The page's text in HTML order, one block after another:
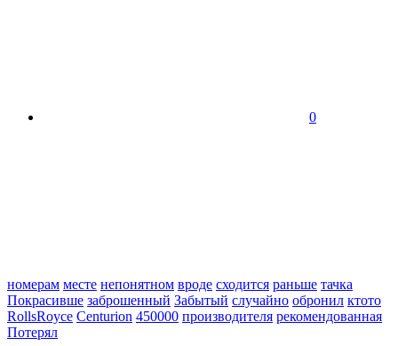
0
номерам месте непонятном вроде сходится раньше тачка
Покрасивше заброшенный Забытый случайно обронил ктото
RollsRoyce Centurion 450000 производителя рекомендованная
Потерял